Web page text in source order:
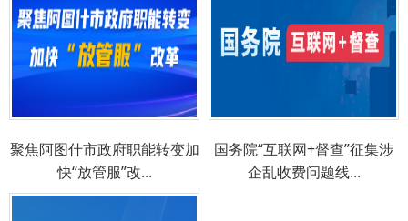
聚焦阿图什市政府职能转变加
快“放管服”改...
国务院“互联网+督查”征集涉
企乱收费问题线...